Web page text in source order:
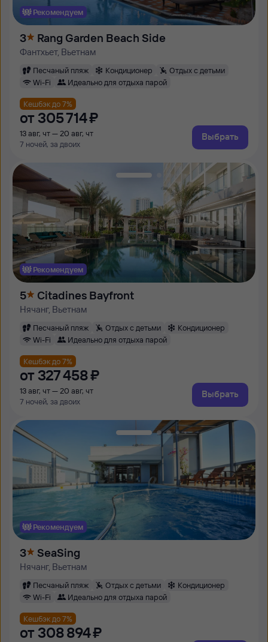
Рекомендуем
3 Rang Garden Beach Side
Фантхьет, Вьетнам
Песчаный пляж Кондиционер
Отдых с детьми
Wi-Fi
Идеально для отдыха парой
Кешбэк до 7%
от 305 ⁠714 ⁠₽
13 авг, чт — 20 авг, чт
7 ночей, за двоих
Выбрать
Рекомендуем
5 Citadines Bayfront
Нячанг, Вьетнам
Песчаный пляж Отдых с детьми
Кондиционер
Wi-Fi
Идеально для отдыха парой
Кешбэк до 7%
от 327 ⁠458 ⁠₽
13 авг, чт — 20 авг, чт
7 ночей, за двоих
Выбрать
Рекомендуем
3 SeaSing
Нячанг, Вьетнам
Песчаный пляж Отдых с детьми
Кондиционер
Wi-Fi
Идеально для отдыха парой
Кешбэк до 7%
от 308 ⁠894 ⁠₽